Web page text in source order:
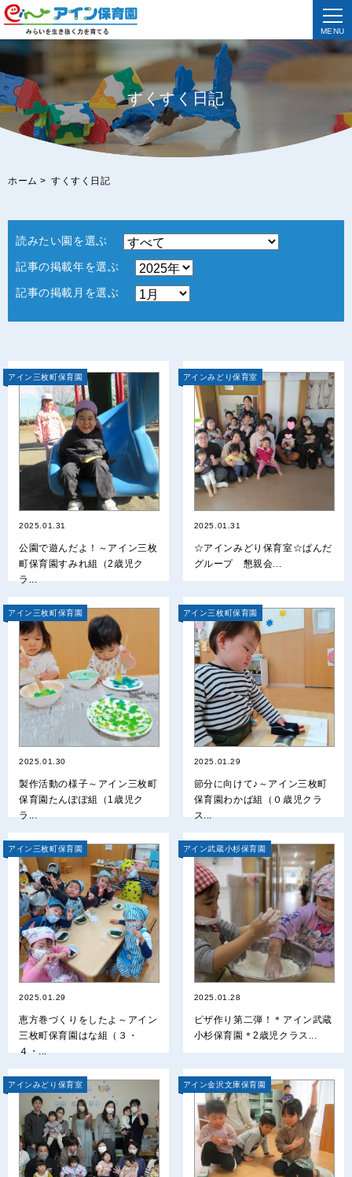
MENU
すくすく日記
ホーム > すくすく日記
読みたい園を選ぶ
記事の掲載年を選ぶ
記事の掲載月を選ぶ
アイン三枚町保育園
2025.01.31
公園で遊んだよ！～アイン三枚
町保育園すみれ組（2歳児ク
ラ...
アインみどり保育室
2025.01.31
☆アインみどり保育室☆ぱんだ
グループ 懇親会...
アイン三枚町保育園
2025.01.30
製作活動の様子～アイン三枚町
保育園たんぽぽ組（1歳児ク
ラ...
アイン三枚町保育園
2025.01.29
節分に向けて♪～アイン三枚町
保育園わかば組（０歳児クラ
ス...
アイン三枚町保育園
2025.01.29
恵方巻づくりをしたよ～アイン
三枚町保育園はな組（３・
４・...
アイン武蔵小杉保育園
2025.01.28
ピザ作り第二弾！＊アイン武蔵
小杉保育園＊2歳児クラス...
アインみどり保育室 アイン金沢文庫保育園